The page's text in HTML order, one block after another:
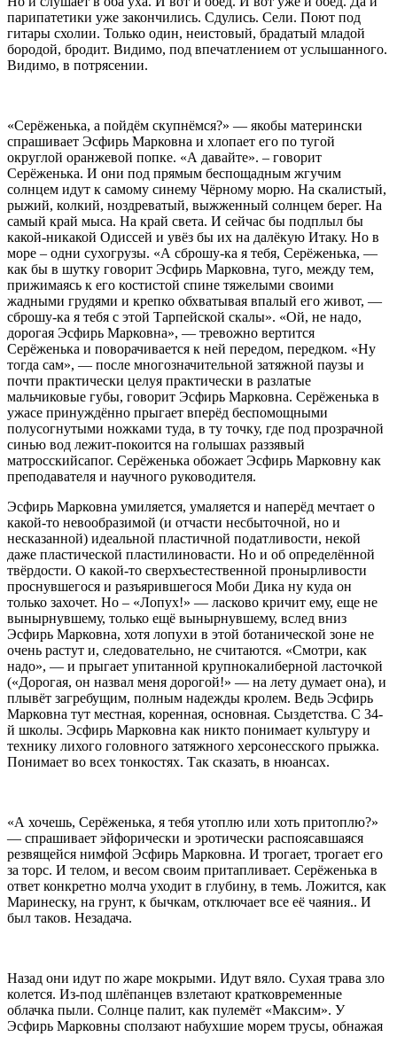
парипатетики уже закончились. Сдулись. Сели. Поют под
гитары схолии. Только один, неистовый, брадатый младой
бородой, бродит. Видимо, под впечатлением от услышанного.
Видимо, в потрясении.
«Серёженька, а пойдём скупнёмся?» — якобы матерински
спрашивает Эсфирь Марковна и хлопает его по тугой
округлой оранжевой попке. «А давайте». – говорит
Серёженька. И они под прямым беспощадным жгучим
солнцем идут к самому синему Чёрному морю. На скалистый,
рыжий, колкий, ноздреватый, выжженный солнцем берег. На
самый край мыса. На край света. И сейчас бы подплыл бы
какой-никакой Одиссей и увёз бы их на далёкую Итаку. Но в
море – одни сухогрузы. «А сброшу-ка я тебя, Серёженька, —
как бы в шутку говорит Эсфирь Марковна, туго, между тем,
прижимаясь к его костистой спине тяжелыми своими
жадными грудями и крепко обхватывая впалый его живот, —
сброшу-ка я тебя с этой Тарпейской скалы». «Ой, не надо,
дорогая Эсфирь Марковна», — тревожно вертится
Серёженька и поворачивается к ней передом, передком. «Ну
тогда сам», — после многозначительной затяжной паузы и
почти практически целуя практически в разлатые
мальчиковые губы, говорит Эсфирь Марковна. Серёженька в
ужасе принуждённо прыгает вперёд беспомощными
полусогнутыми ножками туда, в ту точку, где под прозрачной
синью вод лежит-покоится на голышах раззявый
матросскийсапог. Серёженька обожает Эсфирь Марковну как
преподавателя и научного руководителя.
Эсфирь Марковна умиляется, умаляется и наперёд мечтает о
какой-то невообразимой (и отчасти несбыточной, но и
несказанной) идеальной пластичной податливости, некой
даже пластической пластилиновасти. Но и об определённой
твёрдости. О какой-то сверхъестественной пронырливости
проснувшегося и разъярившегося Моби Дика ну куда он
только захочет. Но – «Лопух!» — ласково кричит ему, еще не
вынырнувшему, только ещё вынырнувшему, вслед вниз
Эсфирь Марковна, хотя лопухи в этой ботанической зоне не
очень растут и, следовательно, не считаются. «Смотри, как
надо», — и прыгает упитанной крупнокалиберной ласточкой
(«Дорогая, он назвал меня дорогой!» — на лету думает она), и
плывёт загребущим, полным надежды кролем. Ведь Эсфирь
Марковна тут местная, коренная, основная. Сыздетства. С 34-
й школы. Эсфирь Марковна как никто понимает культуру и
технику лихого головного затяжного херсонесского прыжка.
Понимает во всех тонкостях. Так сказать, в нюансах.
«А хочешь, Серёженька, я тебя утоплю или хоть притоплю?»
— спрашивает эйфорически и эротически распоясавшаяся
резвящейся нимфой Эсфирь Марковна. И трогает, трогает его
за торс. И телом, и весом своим притапливает. Серёженька в
ответ конкретно молча уходит в глубину, в темь. Ложится, как
Маринеску, на грунт, к бычкам, отключает все её чаяния.. И
был таков. Незадача.
Назад они идут по жаре мокрыми. Идут вяло. Сухая трава зло
колется. Из-под шлёпанцев взлетают кратковременные
облачка пыли. Солнце палит, как пулемёт «Максим». У
Эсфирь Марковны сползают набухшие морем трусы, обнажая